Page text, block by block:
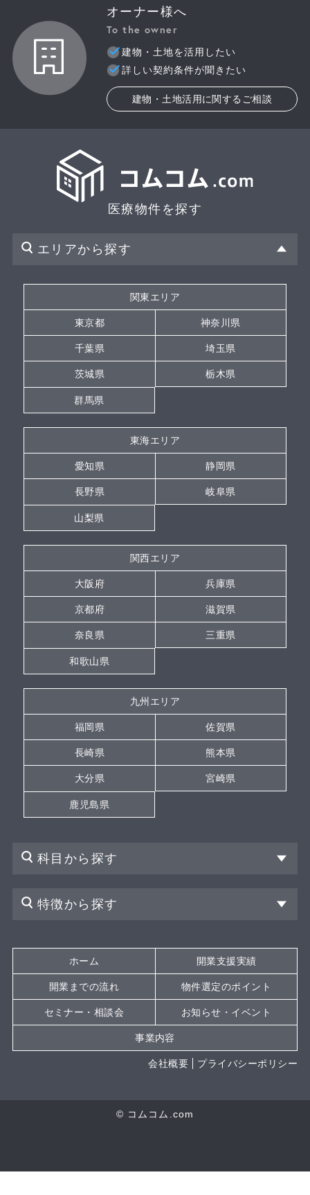
オーナー様へ
To the owner
建物・土地を活用したい
詳しい契約条件が聞きたい
建物・土地活用に関するご相談
医療物件を探す
エリアから探す
関東エリア
東京都 神奈川県
千葉県 埼玉県
茨城県 栃木県
群馬県
東海エリア
愛知県 静岡県
長野県 岐阜県
山梨県
関西エリア
大阪府 兵庫県
京都府 滋賀県
奈良県 三重県
和歌山県
九州エリア
福岡県 佐賀県
長崎県 熊本県
大分県 宮崎県
鹿児島県
科目から探す
特徴から探す
ホーム 開業支援実績
開業までの流れ 物件選定のポイント
セミナー・相談会 お知らせ・イベント
事業内容
会社概要 プライバシーポリシー
© コムコム.com